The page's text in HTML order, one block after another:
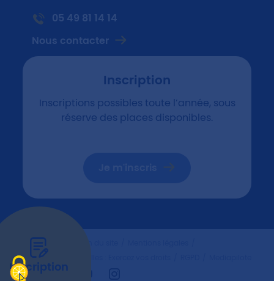
Inscription
05 49 81 14 14
Nous contacter
Inscription
Inscriptions possibles toute l’année, sous
réserve des places disponibles.
Plan du site
Données personnelles : Exercez vos droits